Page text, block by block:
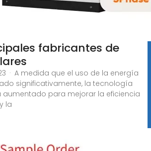
fabricantes de
· A medida que el uso de la energía
significativamente, la tecnología
aumentado para mejorar la eficiencia
la